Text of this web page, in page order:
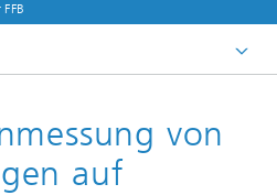
Materialien«
von
auf